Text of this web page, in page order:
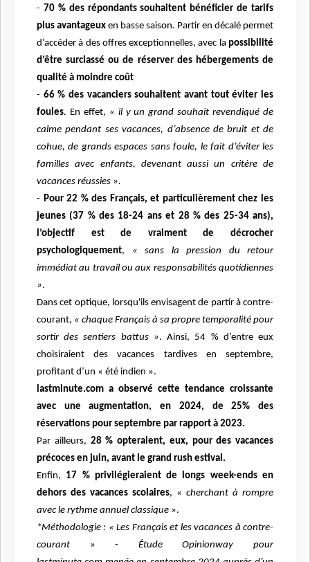
- 70 % des répondants souhaitent bénéficier de tarifs
plus avantageux en basse saison. Partir en décalé permet
d’accéder à des offres exceptionnelles, avec la possibilité
d’êtresurclassé ou de réserver des hébergements de
qualité à moindre coût
- 66 % des vacanciers souhaitent avant tout éviter les
foules. En effet, « il y un grandsouhait revendiqué de
calme pendant ses vacances, d’absence de bruit et de
cohue, degrands espaces sans foule, le fait d’éviter les
familles avec enfants, devenant aussi un critère de
vacances réussies ».
- Pour 22 % des Français, et particulièrement chez les
jeunes (37 % des 18-24 ans et 28 % des 25-34 ans),
l’objectif est de vraiment de décrocher
psychologiquement, « sans la pression du retour
immédiat au travail ou aux responsabilités quotidiennes
».
Dans cet optique, lorsqu'ils envisagent de partir à contre-
courant, « chaque Français à sa propre temporalité pour
sortir des sentiers battus ». Ainsi, 54 % d’entre eux
choisiraient des vacances tardives en septembre,
profitant d’un « été indien ».
lastminute.com a observé cette tendance croissante
avec une augmentation, en 2024, de 25% des
réservations pour septembre par rapport à 2023.
Par ailleurs, 28 % opteraient, eux, pour des vacances
précoces en juin, avant le grand rush estival.
Enfin, 17 % privilégieraient de longs week-ends en
dehors des vacances scolaires, « cherchant à rompre
avec le rythme annuel classique ».
*Méthodologie : « Les Français et les vacances à contre-
courant » - Étude Opinionway pour